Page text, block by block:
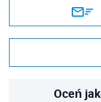
Oceń